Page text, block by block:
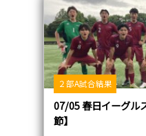
２部A試合結果
07/05 春日イーグル
節】